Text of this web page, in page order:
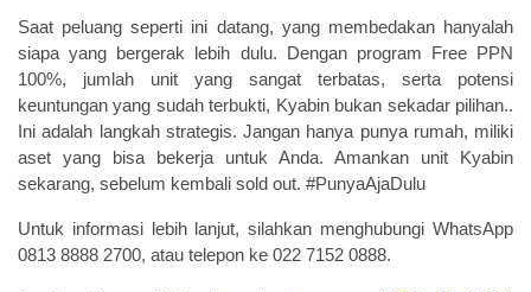
Saat peluang seperti ini datang, yang membedakan hanyalah
siapa yang bergerak lebih dulu. Dengan program
Free PPN
100%, jumlah unit yang sangat terbatas, serta potensi
keuntungan yang sudah terbukti, Kyabin bukan sekadar pilihan..
Ini adalah langkah strategis. Jangan hanya punya rumah, miliki
aset yang bisa bekerja untuk Anda. Amankan unit Kyabin
sekarang, sebelum kembali sold out. #PunyaAjaDulu
Untuk informasi lebih lanjut, silahkan menghubungi WhatsApp
0813 8888 2700, atau telepon ke 022 7152 0888.